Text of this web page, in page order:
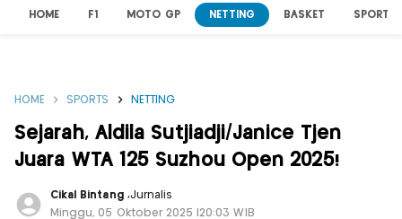
HOME F1 MOTO GP NETTING BASKET SPORT
HOME SPORTS NETTING
Sejarah, Aldila Sutjiadji/Janice Tjen
Juara WTA 125 Suzhou Open 2025!
Cikal Bintang ,Jurnalis
Minggu, 05 Oktober 2025 |20:03 WIB